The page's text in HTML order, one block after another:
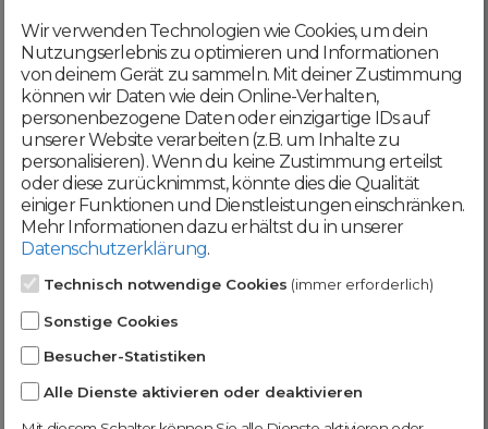
Mit deiner Registrierung bestätigst du,
dass du dieAGBund
Datenschutzerklärung akzeptierst
Weiter
Werde jetzt Teil der
DomainCatcher-
Community!
Nutze unsere Erfahrung und profitiere
Wir verwenden Technologien wie Cookies, um dein
Nutzungserlebnis zu optimieren und Informationen
von deinem Gerät zu sammeln. Mit deiner Zustimmung
können wir Daten wie dein Online-Verhalten,
personenbezogene Daten oder einzigartige IDs auf
unserer Website verarbeiten (z.B. um Inhalte zu
personalisieren). Wenn du keine Zustimmung erteilst
oder diese zurücknimmst, könnte dies die Qualität
einiger Funktionen und Dienstleistungen einschränken.
Mehr Informationen dazu erhältst du in unserer
Datenschutzerklärung.
Technisch notwendige Cookies (immer erforderlich)
Sonstige Cookies
Besucher-Statistiken
Alle Dienste aktivieren oder deaktivieren